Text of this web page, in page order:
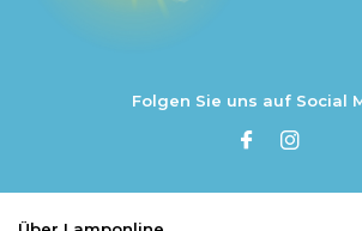
Folgen Sie uns auf Social